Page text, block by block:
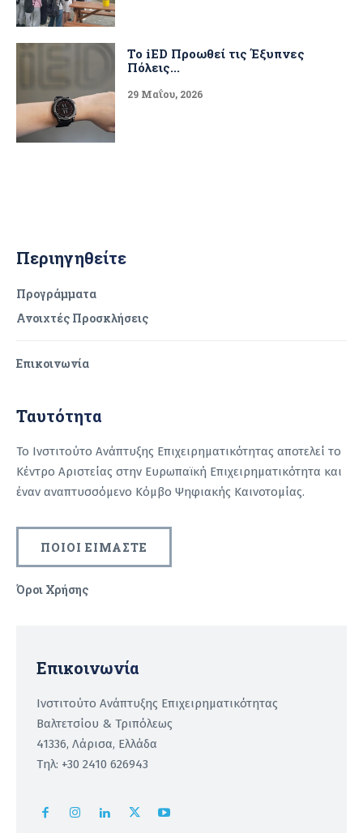
Το iED Προωθεί τις Έξυπνες
Πόλεις...
29 Μαΐου, 2026
Περιηγηθείτε
Προγράμματα
Ανοιχτές Προσκλήσεις
Επικοινωνία
Ταυτότητα
Το Ινστιτούτο Ανάπτυξης Επιχειρηματικότητας αποτελεί το
Κέντρο Αριστείας στην Ευρωπαϊκή Επιχειρηματικότητα και
έναν αναπτυσσόμενο Κόμβο Ψηφιακής Καινοτομίας.
ΠΟΙΟΙ ΕΙΜΑΣΤΕ
Όροι Χρήσης
Επικοινωνία
Ινστιτούτο Ανάπτυξης Επιχειρηματικότητας
Βαλτετσίου & Τριπόλεως
41336, Λάρισα, Ελλάδα
Τηλ: +30 2410 626943